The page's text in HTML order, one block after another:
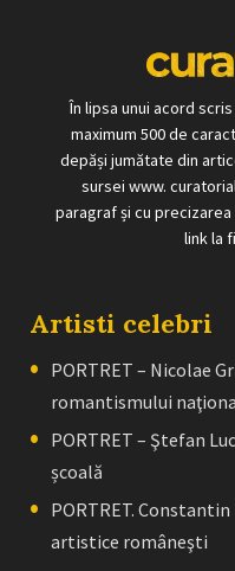
În lipsa unui acord
maximum 500 de
depăși jumătate din
sursei www.
paragraf și cu
link la
Artisti celebri
PORTRET – Nicolae
romantismului
PORTRET – Ştefan
școală
PORTRET.
artistice româneşti